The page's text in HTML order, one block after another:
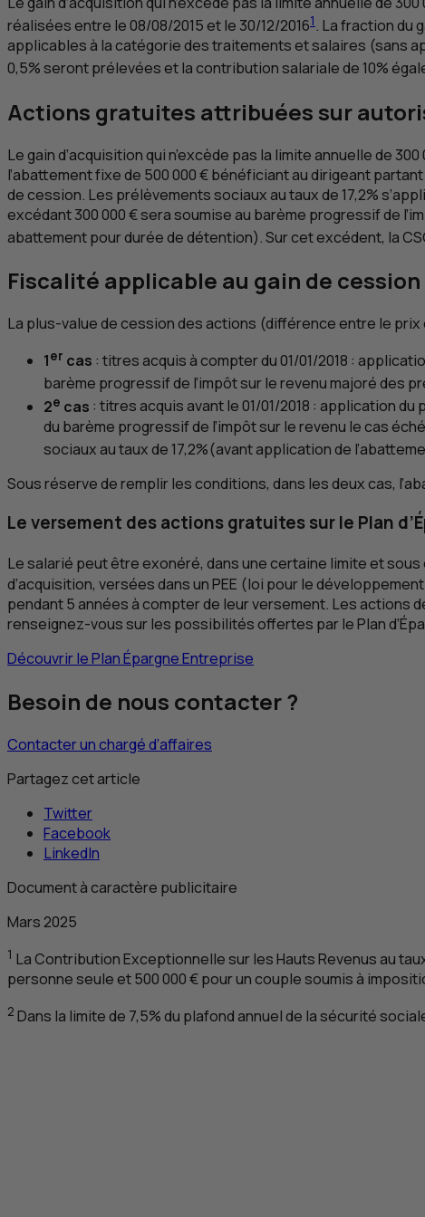
réalisées entre le 08/08/2015 et le 30/12/20161. La fraction du
applicables à la catégorie des traitements et salaires (sans
0,5% seront prélevées et la contribution salariale de 10%
Actions gratuites attribuées sur
Le gain d’acquisition qui n’excède pas la limite annuelle de
l’abattement fixe de 500 000 € bénéficiant au dirigeant
de cession. Les prélèvements sociaux au taux de 17,2%
excédant 300 000 € sera soumise au barème progressif de
abattement pour durée de détention). Sur cet excédent, la
Fiscalité applicable au gain de cession
La plus-value de cession des actions (différence entre le prix
1er cas : titres acquis à compter du 01/01/2018 :
barème progressif de l’impôt sur le revenu majoré des
2e cas : titres acquis avant le 01/01/2018 : application
du barème progressif de l’impôt sur le revenu le cas
sociaux au taux de 17,2%(avant application de
Sous réserve de remplir les conditions, dans les deux cas,
Le versement des actions gratuites sur le Plan
Le salarié peut être exonéré, dans une certaine limite et
d’acquisition, versées dans unPEE (loi pour le
pendant 5 années à compter de leur versement. Les
renseignez-vous sur les possibilités offertes par le Plan
Découvrir le Plan Épargne Entreprise
Besoin de nous contacter ?
Contacter un chargé d’affaires
Partagez cet article
Twitter
Facebook
LinkedIn
Document à caractère publicitaire
Mars 2025
1 La Contribution Exceptionnelle sur les Hauts Revenus au
personne seule et 500 000 € pour un couple soumis à
2 Dans la limite de 7,5% du plafond annuel de la sécurité